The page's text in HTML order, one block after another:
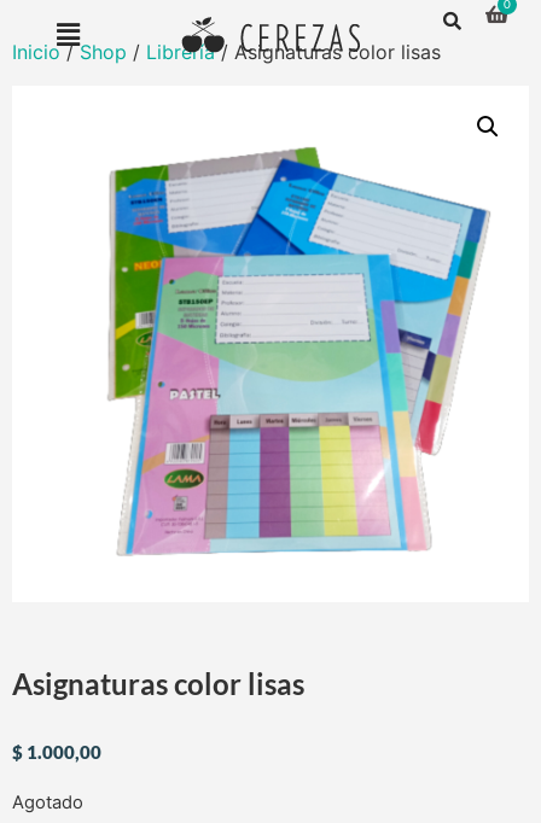
Inicio/Shop / Librería/ Asignaturas color lisas
Asignaturas color lisas
$ 1.000,00
Agotado